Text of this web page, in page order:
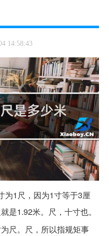
14:58:43
为1尺，因为1寸等于3厘
是1.92米。尺，十寸也。
尺。尺，所以指规矩事